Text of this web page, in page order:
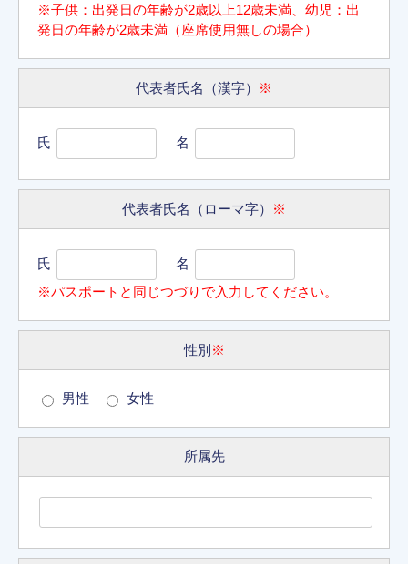
※子供：出発日の年齢が2歳以上12歳未満、幼児：出
発日の年齢が2歳未満（座席使用無しの場合）
代表者氏名（漢字） ※
氏 名
代表者氏名（ローマ字） ※
氏
名
※パスポートと同じつづりで入力してください。
性別 ※
男性 女性
所属先